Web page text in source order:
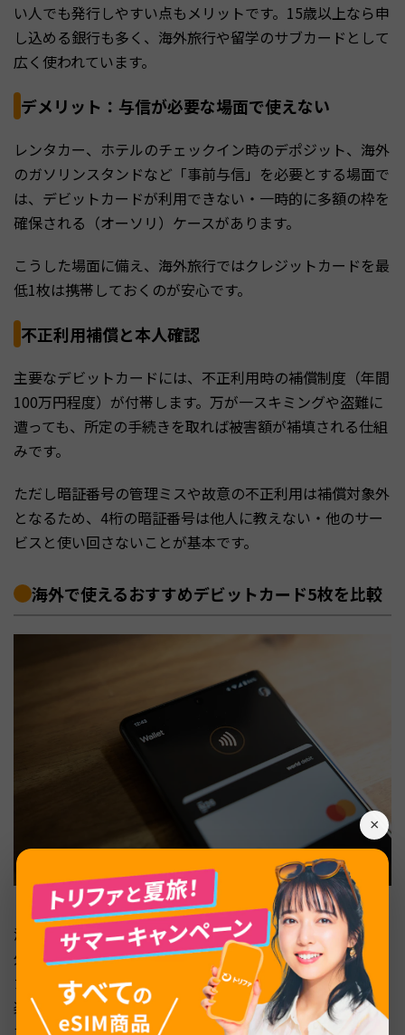
×
い人でも発行しやすい点もメリットです。15歳以上なら申
し込める銀行も多く、海外旅行や留学のサブカードとして
広く使われています。
デメリット：与信が必要な場面で使えない
レンタカー、ホテルのチェックイン時のデポジット、海外
のガソリンスタンドなど「事前与信」を必要とする場面で
は、デビットカードが利用できない・一時的に多額の枠を
確保される（オーソリ）ケースがあります。
こうした場面に備え、海外旅行ではクレジットカードを最
低1枚は携帯しておくのが安心です。
不正利用補償と本人確認
主要なデビットカードには、不正利用時の補償制度（年間
100万円程度）が付帯します。万が一スキミングや盗難に
遭っても、所定の手続きを取れば被害額が補填される仕組
みです。
ただし暗証番号の管理ミスや故意の不正利用は補償対象外
となるため、4桁の暗証番号は他人に教えない・他のサー
ビスと使い回さないことが基本です。
海外で使えるおすすめデビットカード5枚を比較
海外利用に強いデビットカード5枚をピックアップし、海
外事務手数料・ATM利用料・対応ブランドを比較しまし
た。為替コストを抑えたい人にはSony Bank WALLETが、
楽天経済圏ユーザーには楽天銀行デビットがおすすめで